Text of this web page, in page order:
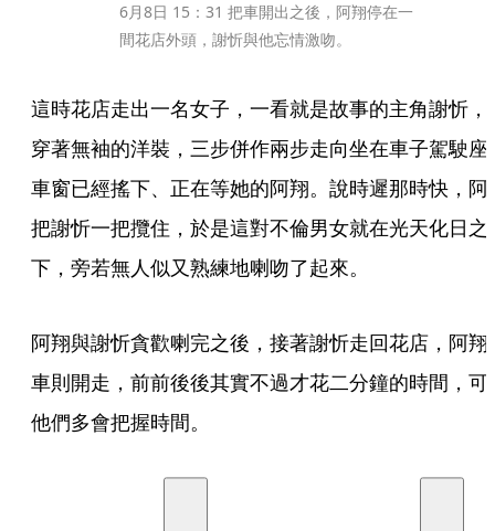
6月8日 15：31 把車開出之後，阿翔停在一
間花店外頭，謝忻與他忘情激吻。
這時花店走出一名女子，一看就是故事的主角謝忻，
穿著無袖的洋裝，三步併作兩步走向坐在車子駕駛座
車窗已經搖下、正在等她的阿翔。說時遲那時快，阿
把謝忻一把攬住，於是這對不倫男女就在光天化日之
下，旁若無人似又熟練地喇吻了起來。
阿翔與謝忻貪歡喇完之後，接著謝忻走回花店，阿翔
車則開走，前前後後其實不過才花二分鐘的時間，可
他們多會把握時間。